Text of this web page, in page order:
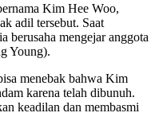
Kim Hee Woo,
adil tersebut. Saat
berusaha mengejar anggota
Young).
menebak bahwa Kim
karena telah dibunuh.
keadilan dan membasmi